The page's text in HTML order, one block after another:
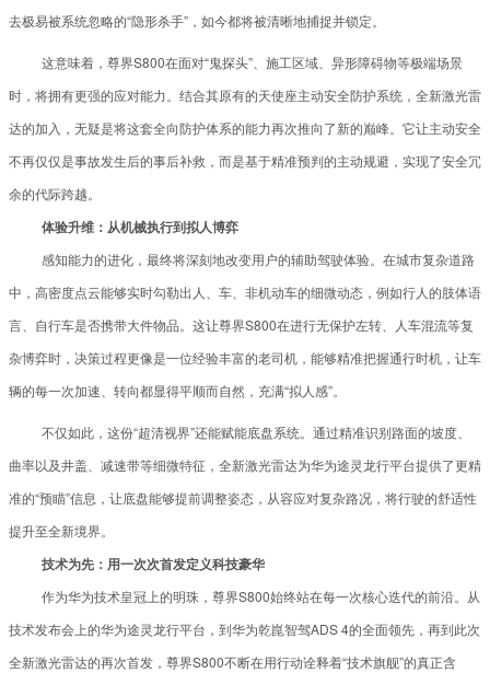
去极易被系统忽略的“隐形杀手”，如今都将被清晰地捕捉并锁定。
这意味着，尊界S800在面对“鬼探头”、施工区域、异形障碍物等极端场景
时，将拥有更强的应对能力。结合其原有的天使座主动安全防护系统，全新激光雷
达的加入，无疑是将这套全向防护体系的能力再次推向了新的巅峰。它让主动安全
不再仅仅是事故发生后的事后补救，而是基于精准预判的主动规避，实现了安全冗
余的代际跨越。
体验升维：从机械执行到拟人博弈
感知能力的进化，最终将深刻地改变用户的辅助驾驶体验。在城市复杂道路
中，高密度点云能够实时勾勒出人、车、非机动车的细微动态，例如行人的肢体语
言、自行车是否携带大件物品。这让尊界S800在进行无保护左转、人车混流等复
杂博弈时，决策过程更像是一位经验丰富的老司机，能够精准把握通行时机，让车
辆的每一次加速、转向都显得平顺而自然，充满“拟人感”。
不仅如此，这份“超清视界”还能赋能底盘系统。通过精准识别路面的坡度、
曲率以及井盖、减速带等细微特征，全新激光雷达为华为途灵龙行平台提供了更精
准的“预瞄”信息，让底盘能够提前调整姿态，从容应对复杂路况，将行驶的舒适性
提升至全新境界。
技术为先：用一次次首发定义科技豪华
作为华为技术皇冠上的明珠，尊界S800始终站在每一次核心迭代的前沿。从
技术发布会上的华为途灵龙行平台，到华为乾崑智驾ADS 4的全面领先，再到此次
全新激光雷达的再次首发，尊界S800不断在用行动诠释着“技术旗舰”的真正含